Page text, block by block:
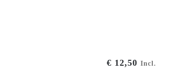
€ 12,50 Incl.